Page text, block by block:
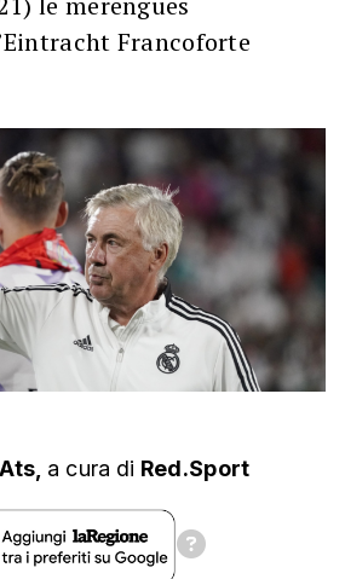
Francoforte
Ats, a cura di Red.Sport